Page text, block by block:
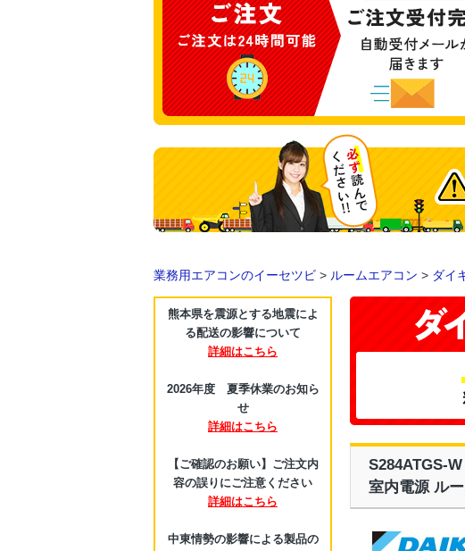
業務用エアコンのイーセツビ > ルームエアコン > ダイ
S284ATGS-
室内電源 ル
熊本県を震源とする地震によ
る配送の影響について
詳細はこちら
2026年度 夏季休業のお知ら
せ
詳細はこちら
【ご確認のお願い】ご注文内
容の誤りにご注意ください
詳細はこちら
中東情勢の影響による製品の